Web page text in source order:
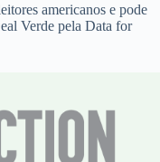
americanos e pode
Verde pela Data for